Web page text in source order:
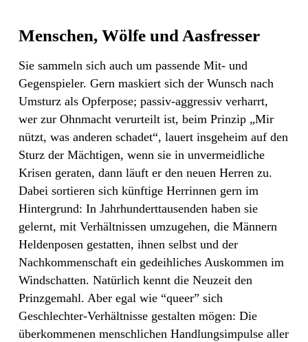
Menschen, Wölfe und Aasfresser
Sie sammeln sich auch um passende Mit- und
Gegenspieler. Gern maskiert sich der Wunsch nach
Umsturz als Opferpose; passiv-aggressiv verharrt,
wer zur Ohnmacht verurteilt ist, beim Prinzip „Mir
nützt, was anderen schadet“, lauert insgeheim auf den
Sturz der Mächtigen, wenn sie in unvermeidliche
Krisen geraten, dann läuft er den neuen Herren zu.
Dabei sortieren sich künftige Herrinnen gern im
Hintergrund: In Jahrhunderttausenden haben sie
gelernt, mit Verhältnissen umzugehen, die Männern
Heldenposen gestatten, ihnen selbst und der
Nachkommenschaft ein gedeihliches Auskommen im
Windschatten. Natürlich kennt die Neuzeit den
Prinzgemahl. Aber egal wie “queer” sich
Geschlechter-Verhältnisse gestalten mögen: Die
überkommenen menschlichen Handlungsimpulse aller